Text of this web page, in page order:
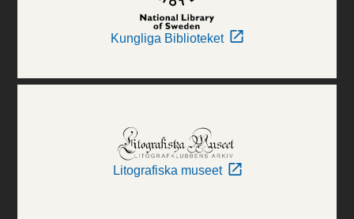
Kungliga Biblioteket
Litografiska museet